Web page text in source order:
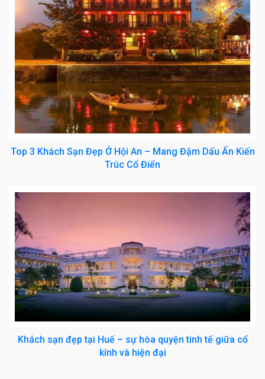
Top 3 Khách Sạn Đẹp Ở Hội An – Mang Đậm Dấu Ấn Kiến
Trúc Cổ Điển
Khách sạn đẹp tại Huế – sự hòa quyện tinh tế giữa cổ
kính và hiện đại